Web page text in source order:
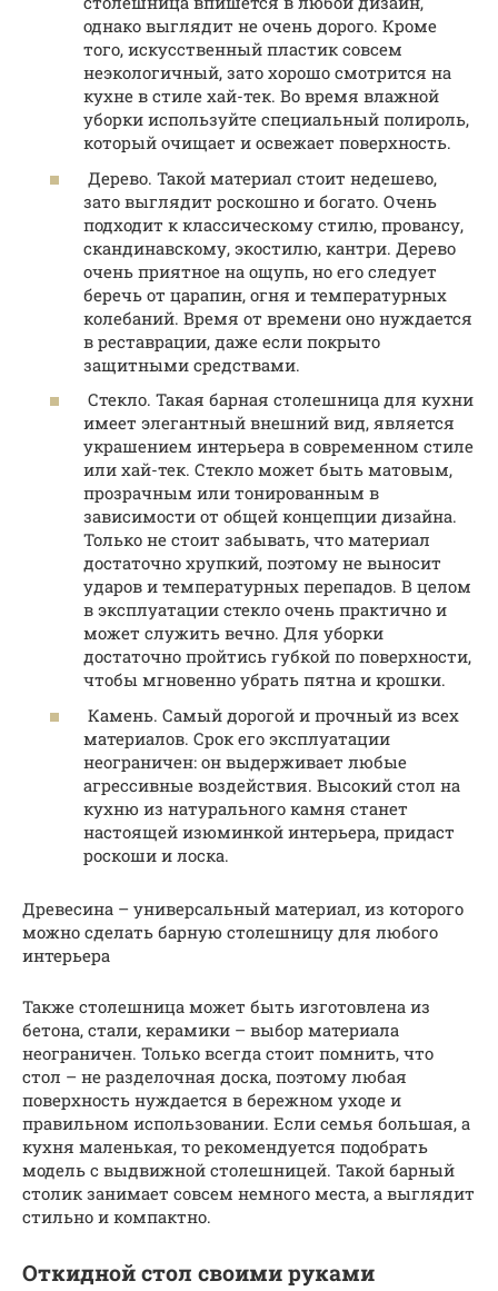
однако выглядит не очень дорого. Кроме
того, искусственный пластик совсем
неэкологичный, зато хорошо смотрится на
кухне в стиле хай-тек. Во время влажной
уборки используйте специальный полироль,
который очищает и освежает поверхность.
Дерево. Такой материал стоит недешево,
зато выглядит роскошно и богато. Очень
подходит к классическому стилю, провансу,
скандинавскому, экостилю, кантри. Дерево
очень приятное на ощупь, но его следует
беречь от царапин, огня и температурных
колебаний. Время от времени оно нуждается
в реставрации, даже если покрыто
защитными средствами.
Стекло. Такая барная столешница для кухни
имеет элегантный внешний вид, является
украшением интерьера в современном стиле
или хай-тек. Стекло может быть матовым,
прозрачным или тонированным в
зависимости от общей концепции дизайна.
Только не стоит забывать, что материал
достаточно хрупкий, поэтому не выносит
ударов и температурных перепадов. В целом
в эксплуатации стекло очень практично и
может служить вечно. Для уборки
достаточно пройтись губкой по поверхности,
чтобы мгновенно убрать пятна и крошки.
Камень. Самый дорогой и прочный из всех
материалов. Срок его эксплуатации
неограничен: он выдерживает любые
агрессивные воздействия. Высокий стол на
кухню из натурального камня станет
настоящей изюминкой интерьера, придаст
роскоши и лоска.
Древесина – универсальный материал, из которого
можно сделать барную столешницу для любого
интерьера
Также столешница может быть изготовлена из
бетона, стали, керамики – выбор материала
неограничен. Только всегда стоит помнить, что
стол – не разделочная доска, поэтому любая
поверхность нуждается в бережном уходе и
правильном использовании. Если семья большая, а
кухня маленькая, то рекомендуется подобрать
модель с выдвижной столешницей. Такой барный
столик занимает совсем немного места, а выглядит
стильно и компактно.
Откидной стол своими руками